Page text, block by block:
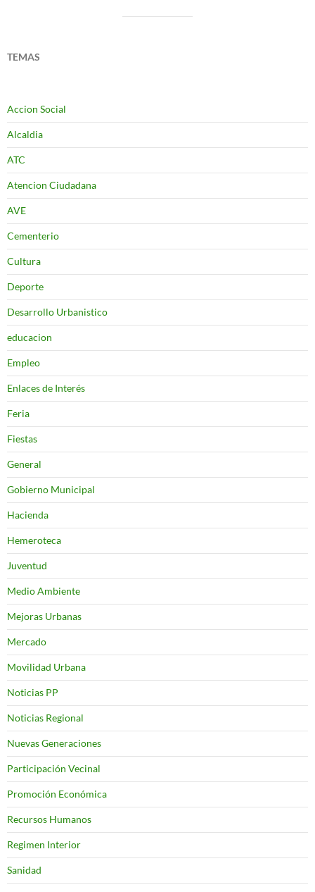
TEMAS
Accion Social
Alcaldia
ATC
Atencion Ciudadana
AVE
Cementerio
Cultura
Deporte
Desarrollo Urbanistico
educacion
Empleo
Enlaces de Interés
Feria
Fiestas
General
Gobierno Municipal
Hacienda
Hemeroteca
Juventud
Medio Ambiente
Mejoras Urbanas
Mercado
Movilidad Urbana
Noticias PP
Noticias Regional
Nuevas Generaciones
Participación Vecinal
Promoción Económica
Recursos Humanos
Regimen Interior
Sanidad